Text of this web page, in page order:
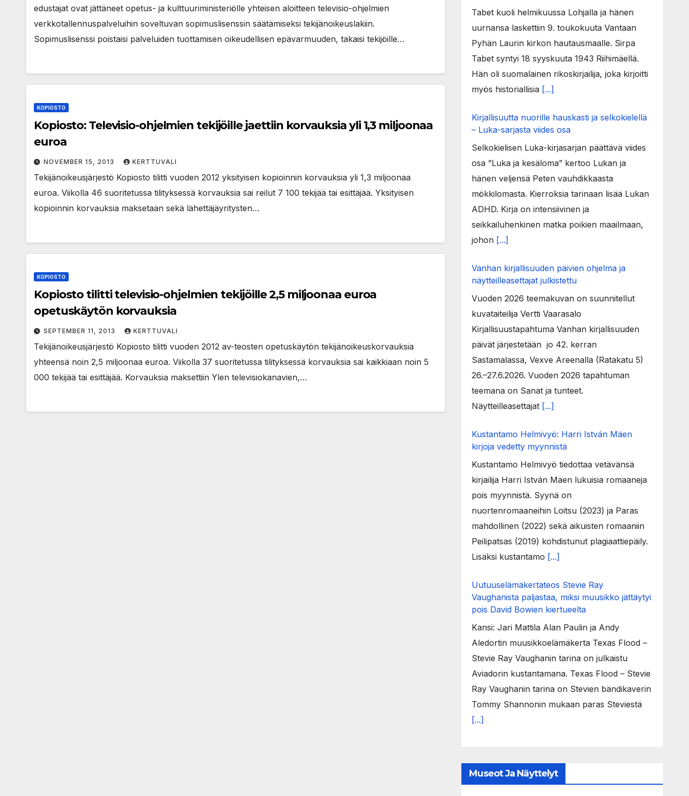
edustajat ovat jättäneet opetus- ja kulttuuriministeriölle yhteisen aloitteen televisio-ohjelmien
verkkotallennuspalveluihin soveltuvan sopimuslisenssin säätämiseksi tekijänoikeuslakiin.
Sopimuslisenssi poistaisi palveluiden tuottamisen oikeudellisen epävarmuuden, takaisi tekijöille…
KOPIOSTO
Kopiosto: Televisio-ohjelmien tekijöille jaettiin korvauksia yli 1,3 miljoonaa
euroa
NOVEMBER 15, 2013 KERTTUVALI
Tekijänoikeusjärjestö Kopiosto tilitti vuoden 2012 yksityisen kopioinnin korvauksia yli 1,3 miljoonaa
euroa. Viikolla 46 suoritetussa tilityksessä korvauksia sai reilut 7 100 tekijää tai esittäjää. Yksityisen
kopioinnin korvauksia maksetaan sekä lähettäjäyritysten…
KOPIOSTO
Kopiosto tilitti televisio-ohjelmien tekijöille 2,5 miljoonaa euroa
opetuskäytön korvauksia
SEPTEMBER 11, 2013 KERTTUVALI
Tekijänoikeusjärjestö Kopiosto tilitti vuoden 2012 av-teosten opetuskäytön tekijänoikeuskorvauksia
yhteensä noin 2,5 miljoonaa euroa. Viikolla 37 suoritetussa tilityksessä korvauksia sai kaikkiaan noin 5
000 tekijää tai esittäjää. Korvauksia maksettiin Ylen televisiokanavien,…
Tabet kuoli helmikuussa Lohjalla ja hänen
uurnansa laskettiin 9. toukokuuta Vantaan
Pyhän Laurin kirkon hautausmaalle. Sirpa
Tabet syntyi 18 syyskuuta 1943 Riihimäellä.
Hän oli suomalainen rikoskirjailija, joka kirjoitti
myös historiallisia [...]
Kirjallisuutta nuorille hauskasti ja selkokielellä
– Luka-sarjasta viides osa
Selkokielisen Luka-kirjasarjan päättävä viides
osa ”Luka ja kesäloma” kertoo Lukan ja
hänen veljensä Peten vauhdikkaasta
mökkilomasta. Kierroksia tarinaan lisää Lukan
ADHD. Kirja on intensiivinen ja
seikkailuhenkinen matka poikien maailmaan,
johon [...]
Vanhan kirjallisuuden päivien ohjelma ja
näytteilleasettajat julkistettu
Vuoden 2026 teemakuvan on suunnitellut
kuvataiteilija Vertti Vaarasalo
Kirjallisuustapahtuma Vanhan kirjallisuuden
päivät järjestetään jo 42. kerran
Sastamalassa, Vexve Areenalla (Ratakatu 5)
26.–27.6.2026. Vuoden 2026 tapahtuman
teemana on Sanat ja tunteet.
Näytteilleasettajat [...]
Kustantamo Helmivyö: Harri István Mäen
kirjoja vedetty myynnistä
Kustantamo Helmivyö tiedottaa vetävänsä
kirjailija Harri István Mäen lukuisia romaaneja
pois myynnistä. Syynä on
nuortenromaaneihin Loitsu (2023) ja Paras
mahdollinen (2022) sekä aikuisten romaaniin
Peilipatsas (2019) kohdistunut plagiaattiepäily.
Lisäksi kustantamo [...]
Uutuuselämäkertateos Stevie Ray
Vaughanista paljastaa, miksi muusikko jättäytyi
pois David Bowien kiertueelta
Kansi: Jari Mattila Alan Paulin ja Andy
Aledortin muusikkoelämäkerta Texas Flood –
Stevie Ray Vaughanin tarina on julkaistu
Aviadorin kustantamana. Texas Flood – Stevie
Ray Vaughanin tarina on Stevien bändikaverin
Tommy Shannonin mukaan paras Steviestä
[...]
Museot Ja Näyttelyt